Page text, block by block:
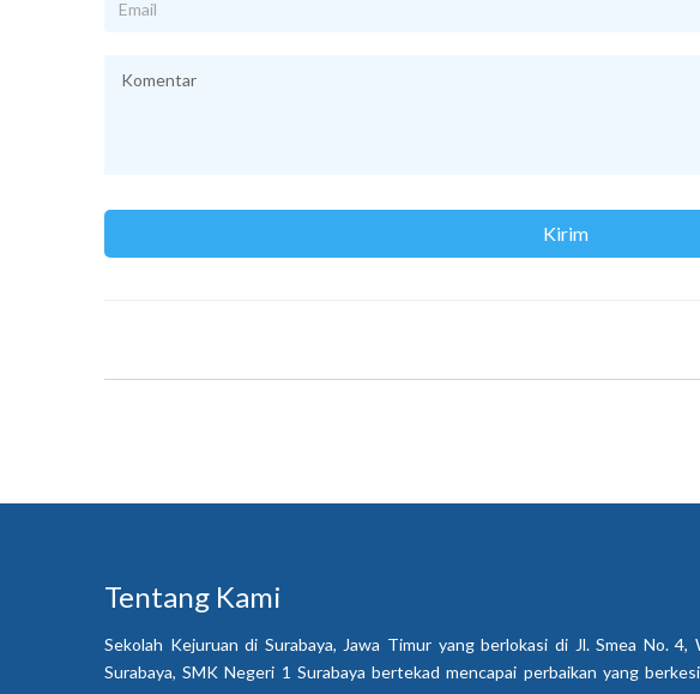
Tentang Kami
Sekolah Kejuruan di Surabaya, Jawa Timur yang berlokasi di Jl. Smea No. 4,
Surabaya, SMK Negeri 1 Surabaya bertekad mencapai perbaikan yang